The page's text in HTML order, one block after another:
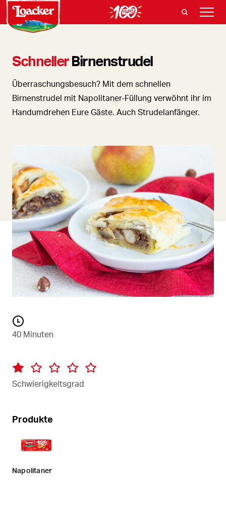
SchnellerBirnenstrudel
Überraschungsbesuch? Mit dem schnellen
Birnenstrudel mit Napolitaner-Füllung verwöhnt ihr im
Handumdrehen Eure Gäste. Auch Strudelanfänger.
40 Minuten
Schwierigkeitsgrad
Produkte
Napolitaner